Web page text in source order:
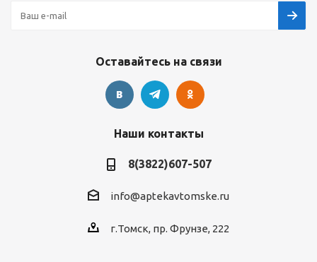
Оставайтесь на связи
Наши контакты
8(3822)607-507
info@aptekavtomske.ru
г.Томск, пр. Фрунзе, 222